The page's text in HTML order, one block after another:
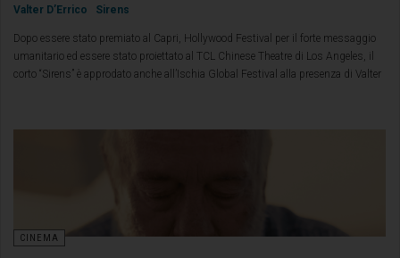
Valter D’Errico Sirens
Dopo essere stato premiato al Capri, Hollywood Festival per il forte messaggio
umanitario ed essere stato proiettato al TCL Chinese Theatre di Los Angeles, il
corto “Sirens” è approdato anche all’Ischia Global Festival alla presenza di Valter
CINEMA